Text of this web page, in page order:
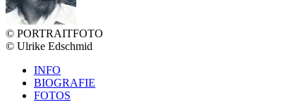
© PORTRAITFOTO
© Ulrike Edschmid
INFO
BIOGRAFIE
FOTOS